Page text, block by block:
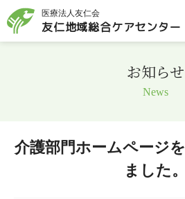
医療法人友仁会
友仁地域総合ケアセンター
お知らせ
News
介護部門ホームページ
ました。